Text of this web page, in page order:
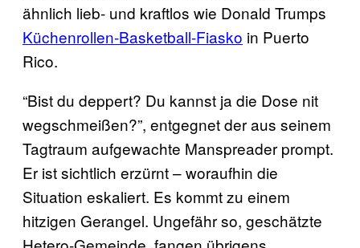
ähnlich lieb- und kraftlos wie Donald Trumps
Küchenrollen-Basketball-Fiasko in Puerto
Rico.
“Bist du deppert? Du kannst ja die Dose nit
wegschmeißen?”, entgegnet der aus seinem
Tagtraum aufgewachte Manspreader prompt.
Er ist sichtlich erzürnt – woraufhin die
Situation eskaliert. Es kommt zu einem
hitzigen Gerangel. Ungefähr so, geschätzte